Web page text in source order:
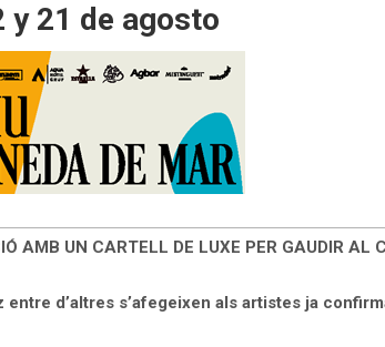
y 21 de agosto
AMB UN CARTELL DE LUXE PER GAUDIR AL
d’altres s’afegeixen als artistes ja